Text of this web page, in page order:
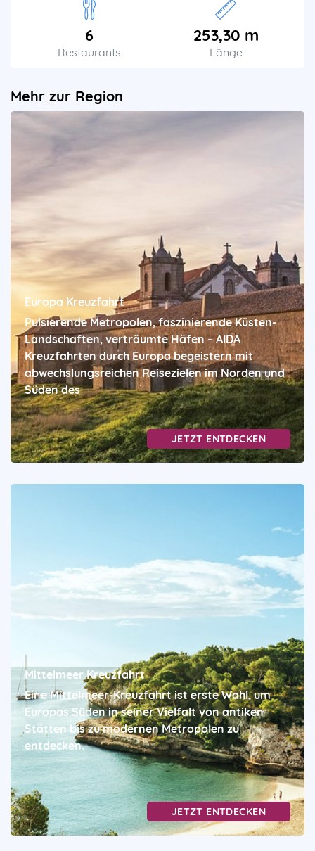
6
Restaurants
253,30 m
Länge
Mehr zur Region
Europa Kreuzfahrt
Pulsierende Metropolen, faszinierende Küsten-
Landschaften, verträumte Häfen – AIDA
Kreuzfahrten durch Europa begeistern mit
abwechslungsreichen Reisezielen im Norden und
Süden des
JETZT ENTDECKEN
Mittelmeer Kreuzfahrt
Eine Mittelmeer-Kreuzfahrt ist erste Wahl, um
Europas Süden in seiner Vielfalt von antiken
Stätten bis zu modernen Metropolen zu
entdecken.
JETZT ENTDECKEN